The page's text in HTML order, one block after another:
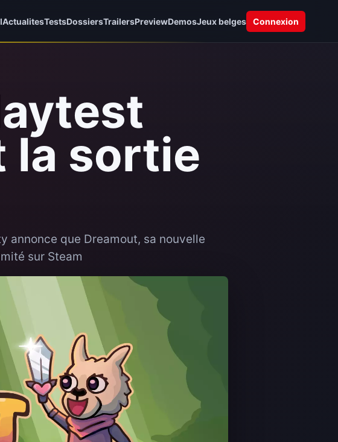
ActualitesTestsDossiersTrailersPreviewDemosJeux belges Connexion
la sortie
annonce que Dreamout, sa nouvelle
sur Steam